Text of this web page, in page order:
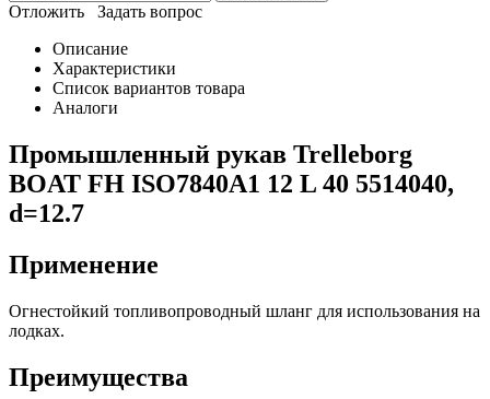
Отложить
Задать вопрос
Описание
Характеристики
Список вариантов товара
Аналоги
Промышленный рукав Trelleborg
BOAT FH ISO7840A1 12 L 40 5514040,
d=12.7
Применение
Огнестойкий топливопроводный шланг для использования на
лодках.
Преимущества